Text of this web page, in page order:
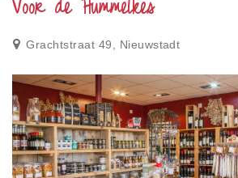
Voor de Hummelkes
Grachtstraat 49, Nieuwstadt